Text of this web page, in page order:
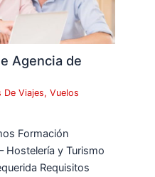
Agencia de
De Viajes,Vuelos
Formación
Hostelería y Turismo
Requisitos